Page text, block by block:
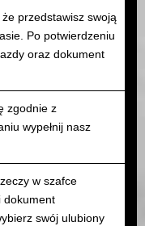
przedstawisz swoją
Po potwierdzeniu
oraz dokument
zgodnie z
wypełnij nasz
w szafce
dokument
swój ulubiony